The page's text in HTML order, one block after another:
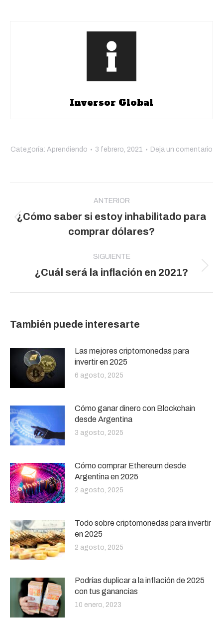
Inversor Global
Categoría: Aprendiendo 3 febrero, 2021 Deja un comentario
publicaciones
ANTERIOR
Publicación
anterior:
¿Cómo saber si estoy inhabilitado para
comprar dólares?
SIGUIENTE
Publicación
¿Cuál será la inflación en 2021?
También puede interesarte
Las mejores criptomonedas para
invertir en 2025
6 agosto, 2025
Cómo ganar dinero con Blockchain
desde Argentina
3 agosto, 2025
Cómo comprar Ethereum desde
Argentina en 2025
2 agosto, 2025
Todo sobre criptomonedas para invertir
en 2025
2 agosto, 2025
Podrías duplicar a la inflación de 2025
con tus ganancias
10 enero, 2023